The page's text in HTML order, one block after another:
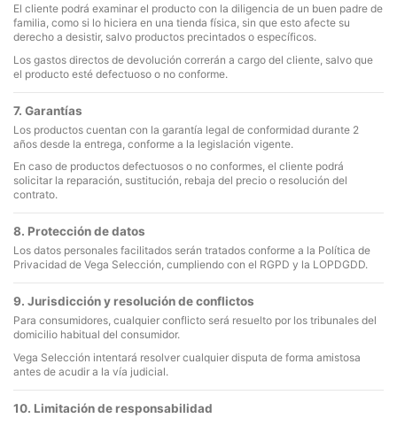
El cliente podrá examinar el producto con la diligencia de un buen padre de
familia, como si lo hiciera en una tienda física, sin que esto afecte su
derecho a desistir, salvo productos precintados o específicos.
Los gastos directos de devolución correrán a cargo del cliente, salvo que
el producto esté defectuoso o no conforme.
7. Garantías
Los productos cuentan con la garantía legal de conformidad durante 2
años desde la entrega, conforme a la legislación vigente.
En caso de productos defectuosos o no conformes, el cliente podrá
solicitar la reparación, sustitución, rebaja del precio o resolución del
contrato.
8. Protección de datos
Los datos personales facilitados serán tratados conforme a la Política de
Privacidad de Vega Selección, cumpliendo con el RGPD y la LOPDGDD.
9. Jurisdicción y resolución de conflictos
Para consumidores, cualquier conflicto será resuelto por los tribunales del
domicilio habitual del consumidor.
Vega Selección intentará resolver cualquier disputa de forma amistosa
antes de acudir a la vía judicial.
10. Limitación de responsabilidad